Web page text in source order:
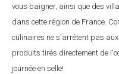
vous baigner, ainsi que des
dans cette région de France.
culinaires ne s'arrêtent pas
produits tirés directement de
journée en selle!